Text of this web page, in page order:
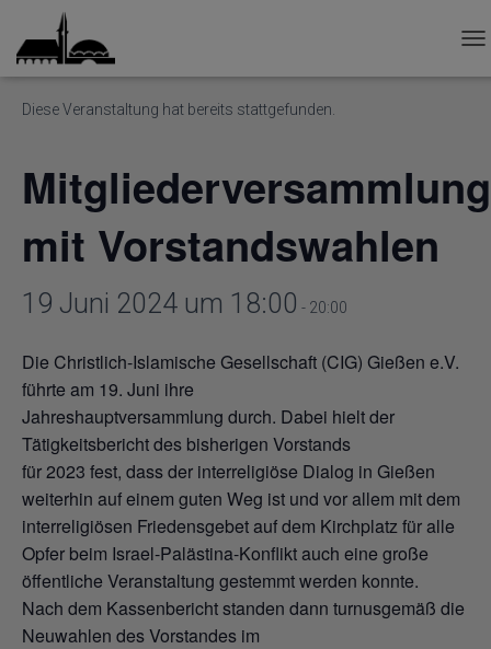
O
N
A
« Alle Veranstaltungen
Diese Veranstaltung hat bereits stattgefunden.
Mitgliederversammlung
mit Vorstandswahlen
19 Juni 2024 um 18:00 - 20:00
Die Christlich-Islamische Gesellschaft (CIG) Gießen e.V.
führte am 19. Juni ihre
Jahreshauptversammlung durch. Dabei hielt der
Tätigkeitsbericht des bisherigen Vorstands
für 2023 fest, dass der interreligiöse Dialog in Gießen
weiterhin auf einem guten Weg ist und vor allem mit dem
interreligiösen Friedensgebet auf dem Kirchplatz für alle
Opfer beim Israel-Palästina-Konflikt auch eine große
öffentliche Veranstaltung gestemmt werden konnte.
Nach dem Kassenbericht standen dann turnusgemäß die
Neuwahlen des Vorstandes im